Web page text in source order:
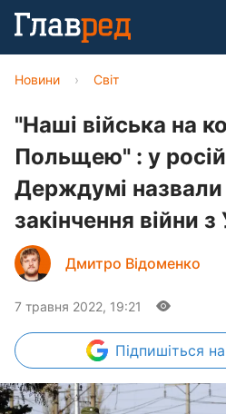
Новини › Світ
"Наші війська на
Польщею" : у
Держдумі
закінчення війни
Дмитро Відоменко
7 травня 2022, 19:21
Підпишіться